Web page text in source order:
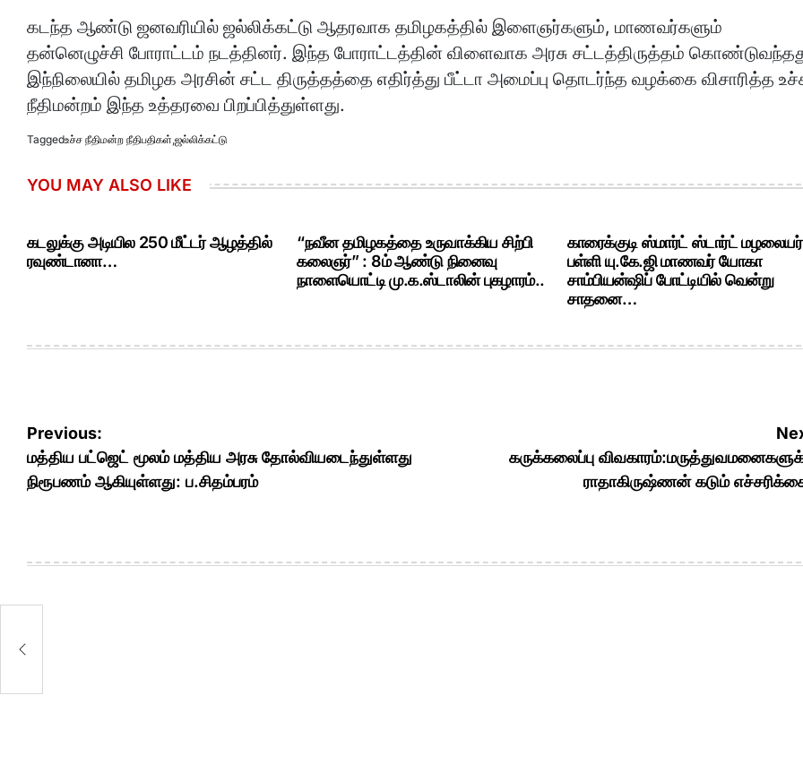
கடந்த ஆண்டு ஜனவரியில் ஜல்லிக்கட்டு ஆதரவாக தமிழகத்தில் இளைஞர்களும், மாணவர்களும்
தன்னெழுச்சி போராட்டம் நடத்தினர். இந்த போராட்டத்தின் விளைவாக அரசு சட்டத்திருத்தம்
இந்நிலையில் தமிழக அரசின் சட்ட திருத்தத்தை எதிர்த்து பீட்டா அமைப்பு தொடர்ந்த வழக்கை விசாரித்த
நீதிமன்றம் இந்த உத்தரவை பிறப்பித்துள்ளது.
Taggedஉச்ச நீதிமன்ற நீதிபதிகள்,ஜல்லிக்கட்டு
YOU MAY ALSO LIKE
கடலுக்கு அடியில 250 மீட்டர் ஆழத்தில்
ரவுண்டானா…
“நவீன தமிழகத்தை உருவாக்கிய சிற்பி
கலைஞர்” : 8ம் ஆண்டு நினைவு
நாளையொட்டி மு.க.ஸ்டாலின் புகழாரம்..
காரைக்குடி ஸ்மார்ட் ஸ்டார்ட் மழலையர்
பள்ளி யு.கே.ஜி மாணவர் யோகா
சாம்பியன்ஷிப் போட்டியில் வென்று
சாதனை…
Post
navigation
Previous:
மத்திய பட்ஜெட் மூலம் மத்திய அரசு தோல்வியடைந்துள்ளது
நிரூபணம் ஆகியுள்ளது: ப.சிதம்பரம்
கருக்கலைப்பு
ராதாகிருஷ்ணன் கடும்